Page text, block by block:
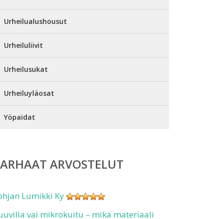
Urheilualushousut
Urheiluliivit
Urheilusukat
Urheiluyläosat
Yöpaidat
ARVOSTELUT
Lumikki Ky
vai mikrokuitu – mikä materiaali